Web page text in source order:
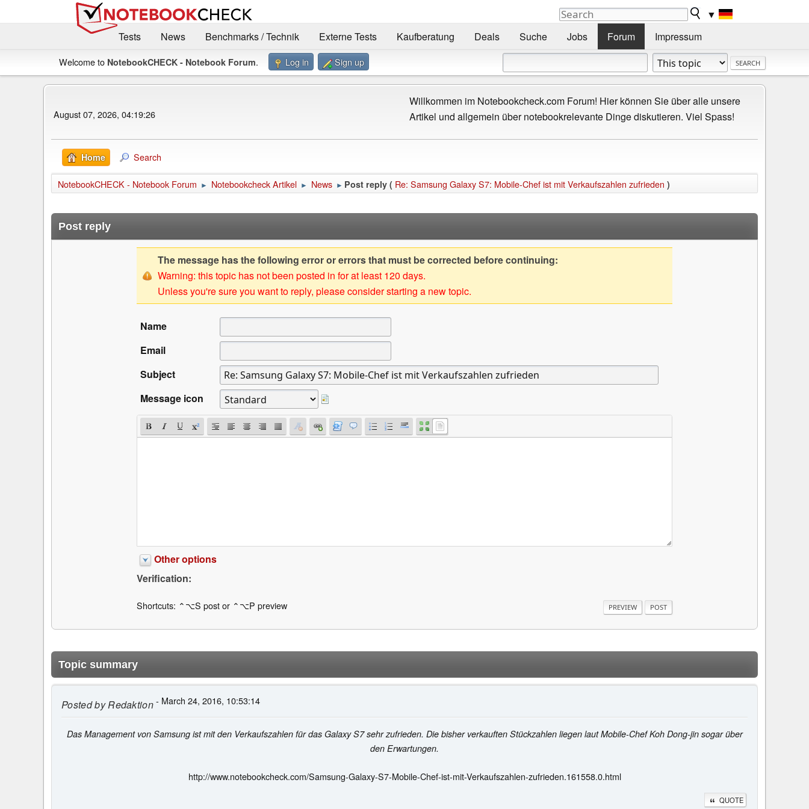
▼
Tests
News Benchmarks / Technik Externe Tests Kaufberatung Deals Suche Jobs Forum Impressum
Welcome to NotebookCHECK - Notebook Forum. Log in Sign up
August 07, 2026, 04:19:26
Willkommen im Notebookcheck.com Forum! Hier können Sie über alle unsere
Artikel und allgemein über notebookrelevante Dinge diskutieren. Viel Spass!
Home Search
NotebookCHECK - Notebook Forum ► Notebookcheck Artikel ► News ► Post reply ( Re: Samsung Galaxy S7: Mobile-Chef ist mit Verkaufszahlen zufrieden )
Post reply
The message has the following error or errors that must be corrected before continuing:
Warning: this topic has not been posted in for at least 120 days.
Unless you're sure you want to reply, please consider starting a new topic.
Name
Email
Subject
Message icon
Other options
Verification:
Shortcuts: ⌃⌥S post or ⌃⌥P preview
Topic summary
Posted byRedaktion- March 24, 2016, 10:53:14
Das Management von Samsung ist mit den Verkaufszahlen für das Galaxy S7 sehr zufrieden. Die bisher verkauften Stückzahlen liegen laut Mobile-Chef Koh Dong-jin sogar über
den Erwartungen.
http://www.notebookcheck.com/Samsung-Galaxy-S7-Mobile-Chef-ist-mit-Verkaufszahlen-zufrieden.161558.0.html
QUOTE